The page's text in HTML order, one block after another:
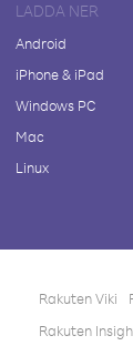
LADDA NER
Android
iPhone & iPad
Windows PC
Mac
Linux
Rakuten Viki
Rakuten